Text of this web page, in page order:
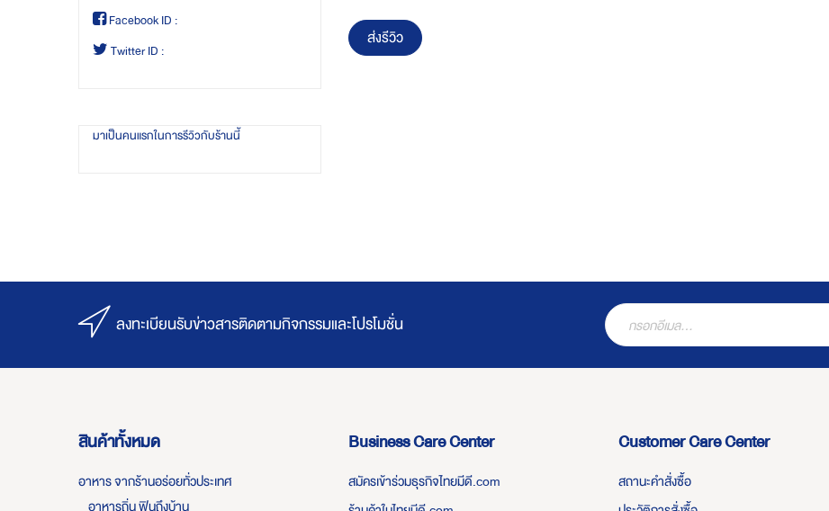
Facebook ID :
Twitter ID :
มาเป็นคนแรกในการรีวิวกับร้านนี้
ส่งรีวิว
ลงทะเบียนรับข่าวสารติดตามกิจกรรมและโปรโมชั่น
สินค้าทั้งหมด
อาหาร จากร้านอร่อยทั่วประเทศ
อาหารถิ่น ฟินถึงบ้าน
Business Care Center
สมัครเข้าร่วมธุรกิจไทยมีดี.com
Customer Care Center
สถานะคำสั่งซื้อ